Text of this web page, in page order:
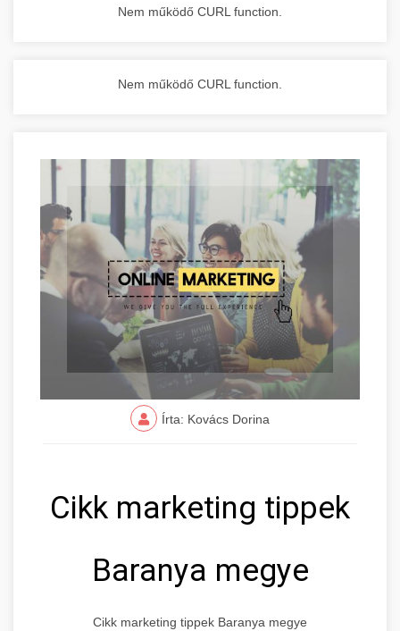
Nem működő CURL function.
Nem működő CURL function.
Írta: Kovács Dorina
Cikk marketing tippek
Baranya megye
Cikk marketing tippek Baranya megye